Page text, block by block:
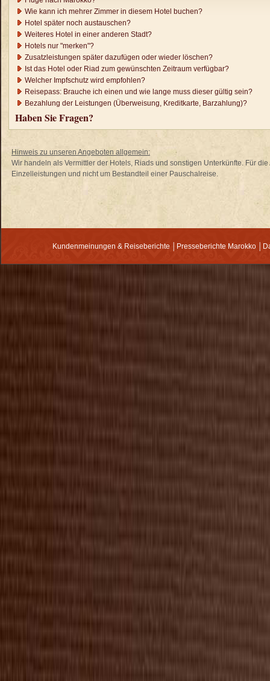
Wie kann ich mehrer Zimmer in diesem Hotel buchen?
Hotel später noch austauschen?
Weiteres Hotel in einer anderen Stadt?
Hotels nur "merken"?
Zusatzleistungen später dazufügen oder wieder löschen?
Ist das Hotel oder Riad zum gewünschten Zeitraum verfügbar?
Welcher Impfschutz wird empfohlen?
Reisepass: Brauche ich einen und wie lange muss dieser gültig sein?
Bezahlung der Leistungen (Überweisung, Kreditkarte, Barzahlung)?
Haben Sie Fragen?
Hinweis zu unseren Angeboten allgemein:
Wir handeln als Vermittler der Hotels, Riads und sonstigen Unterkünfte. Für
Einzelleistungen und nicht um Bestandteil einer Pauschalreise.
Kundenmeinungen & Reiseberichte Presseberichte Marokko│